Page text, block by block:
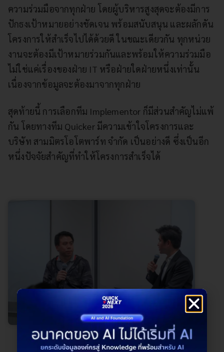
ความร่วมมือจากทุกฝ่าย โดยผู้บริหารสูงสุดจะต้องมีการ
ปักธงเป้าหมายอย่างชัดเจน พร้อมสนับสนุน และผลักดัน
โครงการให้สำเร็จไปได้ด้วยดี ในขณะเดียวกัน ทุกหน่วย
งานจะต้องมีเป้าหมายร่วมกันและพร้อมให้ความร่วมมือ
ไม่ใช่แค่เรื่องของฝ่าย IT หรือฝ่ายใดฝ่ายหนึ่งเท่านั้น
เนื่องจากข้อมูลจะต้องมาจากทุกฝ่าย
สุดท้ายนี้ การเลือกทีม Implementor ก็มีส่วนสำคัญไม่แพ้
กัน โดยทางทีม Quicker มีความเข้าใจโครงการและ
บริษัท สามมิตรโอโตพาร์ท จำกัด เป็นอย่างดี ซึ่งเป็นอีก
หนึ่งปัจจัยสำคัญที่ทำให้โครงการสำเร็จได้